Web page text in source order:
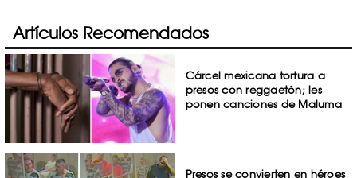
Artículos Recomendados
Cárcel mexicana tortura a
presos con reggaetón; les
ponen canciones de Maluma
Presos se convierten en héroes